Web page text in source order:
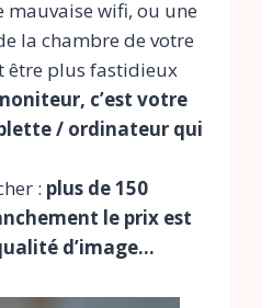
mauvaise wifi, ou une
la chambre de votre
être plus fastidieux
c’est votre
/ ordinateur qui
: plus de 150
le prix est
d’image…